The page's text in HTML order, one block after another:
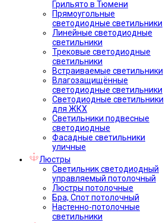
Грильято в Тюмени
Прямоугольные
светодиодные светильники
Линейные светодиодные
светильники
Трековые светодиодные
светильники
Встраиваемые светильники
Влагозащищённые
светодиодные светильники
Светодиодные светильники
для ЖКХ
Светильники подвесные
светодиодные
Фасадные светильники
уличные
Люстры
Светильник светодиодный
управляемый потолочный
Люстры потолочные
Бра, Спот потолочный
Настенно-потолочные
светильники